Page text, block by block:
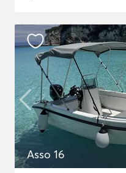
Asso 16